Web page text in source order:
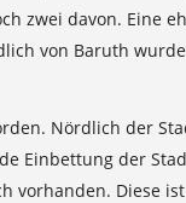
zwei davon. Eine
von Baruth
Nördlich der
Einbettung der
vorhanden. Diese